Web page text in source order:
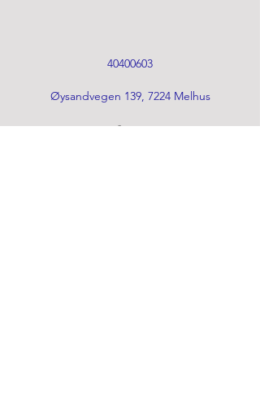
40400603
Øysandvegen 139, 7224 Melhus